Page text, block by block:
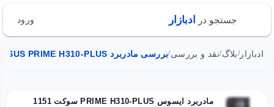
جستجو در ادبازار ورود
ادبازار /بلاگ/نقد و بررسی/بررسی مادربرد ASUS PRIME H310-PLUS: فراتر از یک میان رده
مادربرد ایسوس PRIME H310-PLUS سوکت 1151